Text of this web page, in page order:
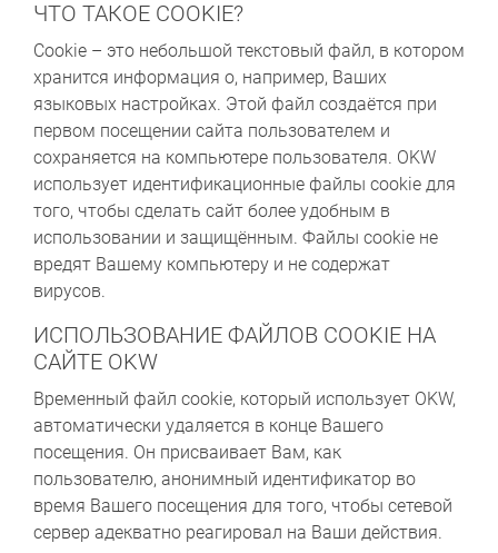
ЧТО ТАКОЕ COOKIE?
Cookie – это небольшой текстовый файл, в котором
хранится информация о, например, Ваших
языковых настройках. Этой файл создаётся при
первом посещении сайта пользователем и
сохраняется на компьютере пользователя. OKW
использует идентификационные файлы cookie для
того, чтобы сделать сайт более удобным в
использовании и защищённым. Файлы cookie не
вредят Вашему компьютеру и не содержат
вирусов.
ИСПОЛЬЗОВАНИЕ ФАЙЛОВ COOKIE НА
САЙТЕ OKW
Временный файл cookie, который использует OKW,
автоматически удаляется в конце Вашего
посещения. Он присваивает Вам, как
пользователю, анонимный идентификатор во
время Вашего посещения для того, чтобы сетевой
сервер адекватно реагировал на Ваши действия.